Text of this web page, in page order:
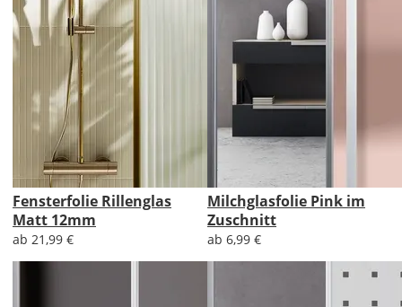
Fensterfolie Rillenglas
Matt 12mm
ab 21,99 €
Milchglasfolie Pink im
Zuschnitt
ab 6,99 €